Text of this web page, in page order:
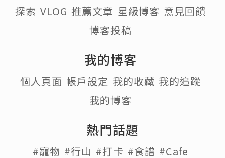
探索 VLOG 推薦文章 星級博客 意見回饋
博客投稿
我的博客
個人頁面 帳戶設定 我的收藏 我的追蹤
我的博客
熱門話題
#寵物 #行山 #打卡 #食譜 #Cafe